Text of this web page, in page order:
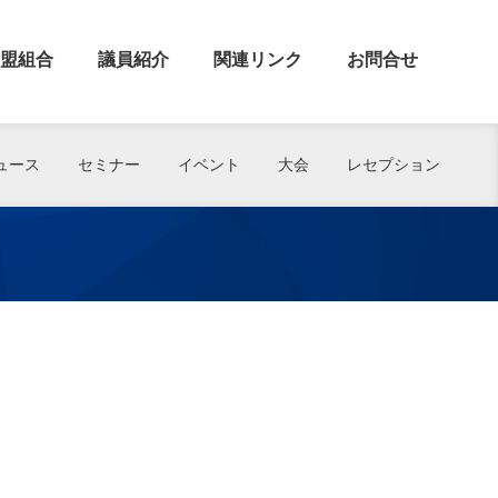
組合 議員紹介 関連リンク お問合せ
ース セミナー イベント 大会 レセプション